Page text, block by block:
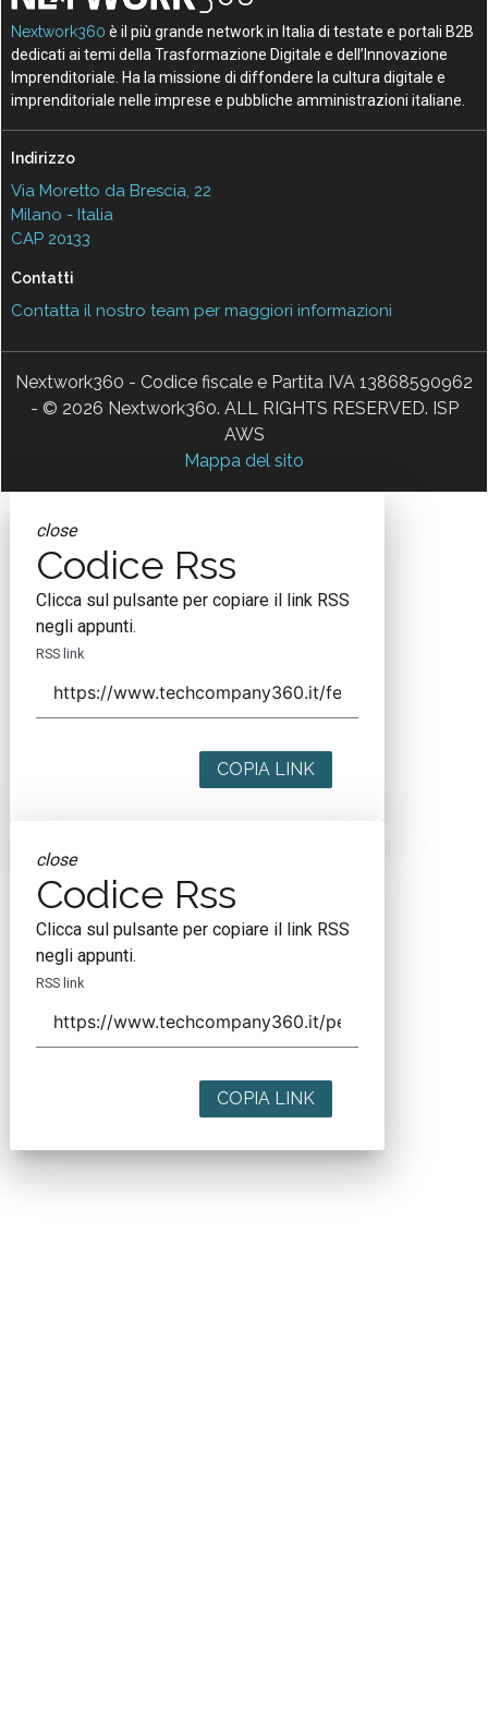
Nextwork360 è il più grande network in Italia di testate e portali B2B
dedicati ai temi della Trasformazione Digitale e dell’Innovazione
Imprenditoriale. Ha la missione di diffondere la cultura digitale e
imprenditoriale nelle imprese e pubbliche amministrazioni italiane.
Indirizzo
Via Moretto da Brescia, 22
Milano - Italia
CAP 20133
Contatti
Contatta il nostro team per maggiori informazioni
Nextwork360 - Codice fiscale e Partita IVA 13868590962
- © 2026 Nextwork360. ALL RIGHTS RESERVED. ISP
AWS
Mappa del sito
close
Codice Rss
Clicca sul pulsante per copiare il link RSS
negli appunti.
RSS link
COPIA LINK
close
Codice Rss
Clicca sul pulsante per copiare il link RSS
negli appunti.
RSS link
COPIA LINK